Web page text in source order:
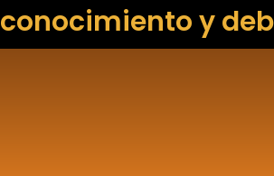
y